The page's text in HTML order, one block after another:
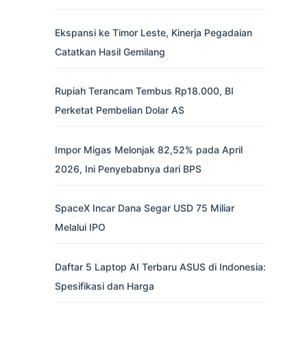
Ekspansi ke Timor Leste, Kinerja Pegadaian
Catatkan Hasil Gemilang
Rupiah Terancam Tembus Rp18.000, BI
Perketat Pembelian Dolar AS
Impor Migas Melonjak 82,52% pada April
2026, Ini Penyebabnya dari BPS
SpaceX Incar Dana Segar USD 75 Miliar
Melalui IPO
Daftar 5 Laptop AI Terbaru ASUS di Indonesia:
Spesifikasi dan Harga